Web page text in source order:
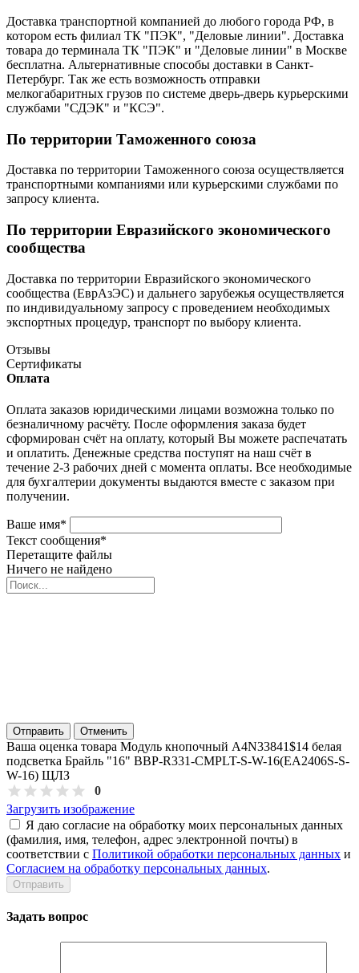
Доставка транспортной компанией до любого города РФ, в
котором есть филиал ТК "ПЭК", "Деловые линии". Доставка
товара до терминала ТК "ПЭК" и "Деловые линии" в Москве
бесплатна. Альтернативные способы доставки в Санкт-
Петербург. Так же есть возможность отправки
мелкогабаритных грузов по системе дверь-дверь курьерскими
службами "СДЭК" и "КСЭ".
По территории Таможенного союза
Доставка по территории Таможенного союза осуществляется
транспортными компаниями или курьерскими службами по
запросу клиента.
По территории Евразийского экономического
сообщества
Доставка по территории Евразийского экономического
сообщества (ЕврАзЭС) и дальнего зарубежья осуществляется
по индивидуальному запросу с проведением необходимых
экспортных процедур, транспорт по выбору клиента.
Отзывы
Сертификаты
Оплата
Оплата заказов юридическими лицами возможна только по
безналичному расчёту. После оформления заказа будет
сформирован счёт на оплату, который Вы можете распечатать
и оплатить. Денежные средства поступят на наш счёт в
течение 2-3 рабочих дней с момента оплаты. Все необходимые
для бухгалтерии документы выдаются вместе с заказом при
получении.
Ваше имя*
Текст сообщения*
Перетащите файлы
Ничего не найдено
Отправить Отменить
Ваша оценка товара Модуль кнопочный A4N33841$14 белая
подсветка Брайль "16" BBP-R331-CMPLT-S-W-16(EA2406S-S-
W-16) ЩЛЗ
0
Загрузить изображение
Я даю согласие на обработку моих персональных данных
(фамилия, имя, телефон, адрес электронной почты) в
соответствии с Политикой обработки персональных данных и
Согласием на обработку персональных данных.
Задать вопрос